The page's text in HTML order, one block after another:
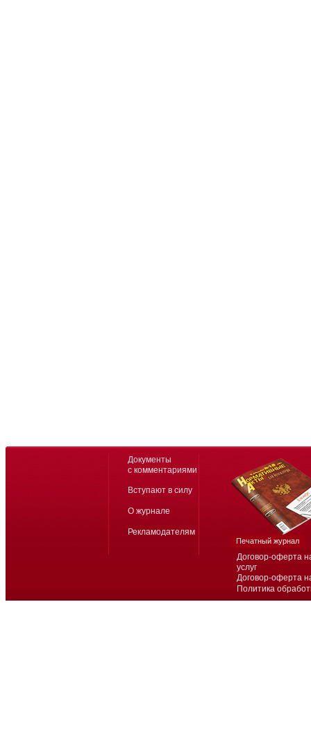
Договор-оферта
услуг
Договор-оферта
Политика
Документы
с комментариями
Вступают в силу
О журнале
Рекламодателям
Печатный журнал